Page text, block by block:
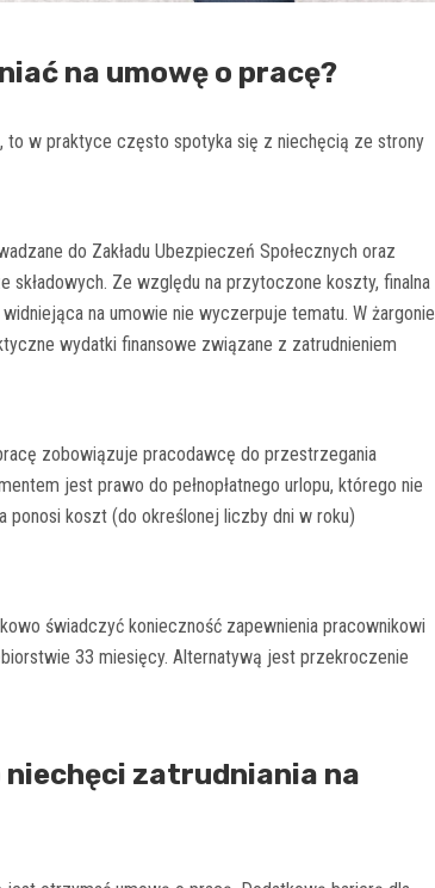
na umowę o pracę?
to w praktyce często spotyka się z niechęcią ze strony
do Zakładu Ubezpieczeń Społecznych oraz
Ze względu na przytoczone koszty, finalna
na umowie nie wyczerpuje tematu. W żargonie
wydatki finansowe związane z zatrudnieniem
zobowiązuje pracodawcę do przestrzegania
jest prawo do pełnopłatnego urlopu, którego nie
ponosi koszt (do określonej liczby dni w roku)
świadczyć konieczność zapewnienia pracownikowi
33 miesięcy. Alternatywą jest przekroczenie
zatrudniania na